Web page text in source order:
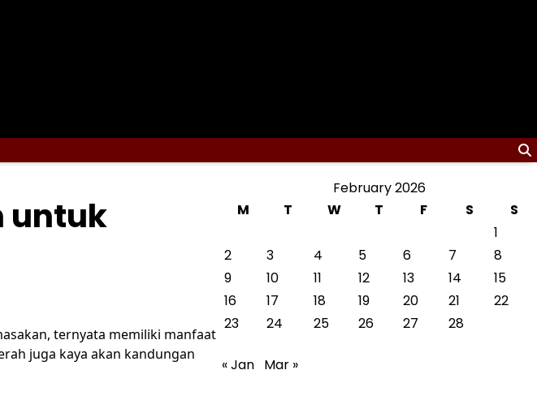
untuk
ternyata memiliki manfaat
juga kaya akan kandungan
February 2026
M
T W T F S
S
1
2
3 4 5 6 7
8
9
10 11 12 13 14
15
16
17 18 19 20 21
22
23
24 25 26 27 28
« Jan Mar »